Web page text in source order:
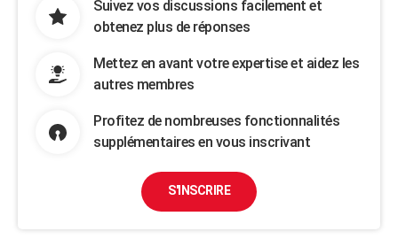
Suivez vos discussions facilement et
obtenez plus de réponses
Mettez en avant votre expertise et aidez les
autres membres
Profitez de nombreuses fonctionnalités
supplémentaires en vous inscrivant
S'INSCRIRE